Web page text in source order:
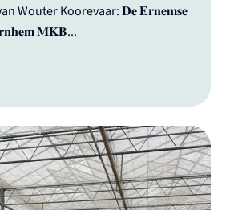
Wouter Koorevaar: 𝐃𝐞 𝐄𝐫𝐧𝐞𝐦𝐬𝐞
𝐌𝐊𝐁...